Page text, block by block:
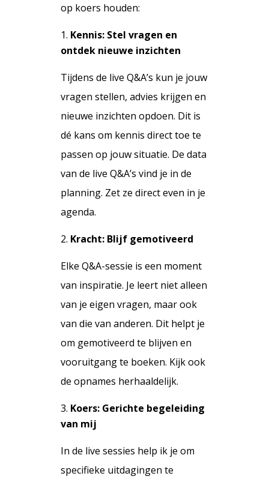
op koers houden:
Kennis: Stel vragen en
ontdek nieuwe inzichten
Tijdens de live Q&A’s kun je jouw
vragen stellen, advies krijgen en
nieuwe inzichten opdoen. Dit is
dé kans om kennis direct toe te
passen op jouw situatie. De data
van de live Q&A’s vind je in de
planning. Zet ze direct even in je
agenda.
Kracht: Blijf gemotiveerd
Elke Q&A-sessie is een moment
van inspiratie. Je leert niet alleen
van je eigen vragen, maar ook
van die van anderen. Dit helpt je
om gemotiveerd te blijven en
vooruitgang te boeken. Kijk ook
de opnames herhaaldelijk.
Koers: Gerichte begeleiding
van mij
In de live sessies help ik je om
specifieke uitdagingen te